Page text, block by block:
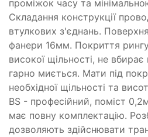
проміжок часу та
Складання конструкції
втулкових з'єднань.
фанери 16мм. Покриття
високої щільності, не
гарно миється. Мати під
необхідної щільності та
BS - професійний, поміст
має повну комплектацію.
дозволяють здійснювати